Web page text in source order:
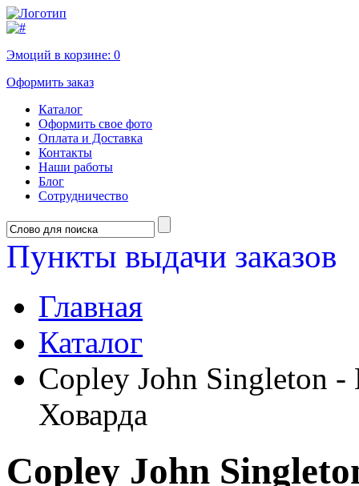
Эмоций в корзине: 0
Оформить заказ
Каталог
Оформить свое фото
Оплата и Доставка
Контакты
Наши работы
Блог
Сотрудничество
Пункты выдачи заказов
Главная
Каталог
Copley John Singleton -
Ховарда
Copley John